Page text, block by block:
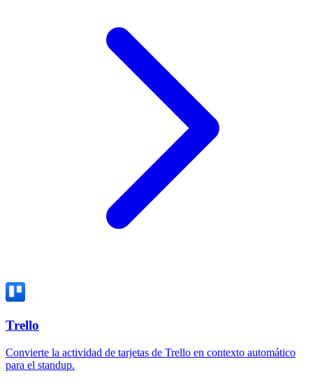
Trello
Convierte la actividad de tarjetas de Trello en contexto automático
para el standup.